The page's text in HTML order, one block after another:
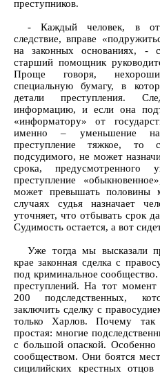
преступников.
- Каждый человек, в
следствие, вправе
на законных основаниях, -
старший помощник
Проще говоря,
специальную бумагу, в
детали преступления.
информацию, и если она
«информатору» от
именно – уменьшение
преступление тяжкое, то
подсудимого, не может
срока, предусмотренного
преступление
может превышать половины
случаях судья назначает
уточняет, что отбывать срок
Судимость остается, а вот
Уже тогда мы высказали
крае законная сделка с
под криминальное
преступлений. На тот момент
200 подследственных,
заключить сделку с
только Харлов. Почему
простая: многие
с большой опаской. Особенно
сообществом. Они боятся
сицилийских крестных